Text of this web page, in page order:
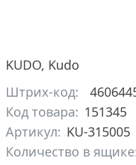
KUDO, Kudo
Штрих-код:
Код товара: 151345
Артикул: KU-315005
Количество в